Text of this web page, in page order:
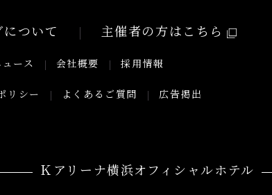
ついて 主催者の方はこちら
ュース 会社概要 採用情報
リシー よくあるご質問 広告掲出
Ｋアリーナ横浜オフィシャルホテル